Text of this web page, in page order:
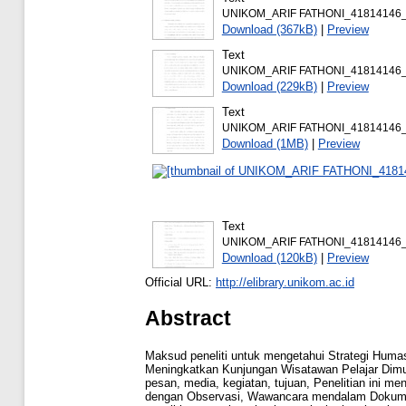
UNIKOM_ARIF
Download (367kB)|
Preview
Text
UNIKOM_ARIF
Download (229kB)|
Preview
Text
UNIKOM_ARIF
Download (1MB)| Preview
Text
UNIKOM_ARIF
Download (120kB)| Preview
Official URL: http://elibrary.unikom.ac.id
Abstract
Maksud peneliti untuk mengetahui Strategi
Meningkatkan Kunjungan Wisatawan Pelajar
pesan, media, kegiatan, tujuan, Penelitian ini
dengan Observasi, Wawancara mendalam